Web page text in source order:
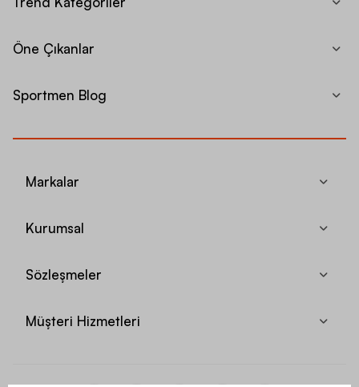
Öne Çıkanlar
Sportmen Blog
Markalar
Kurumsal
Sözleşmeler
Müşteri Hizmetleri